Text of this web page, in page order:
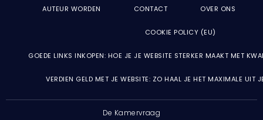
AUTEUR WORDEN CONTACT OVER ONS
COOKIE POLICY (EU)
GOEDE LINKS INKOPEN: HOE JE JE WEBSITE STERKER MAAKT MET
VERDIEN GELD MET JE WEBSITE: ZO HAAL JE HET MAXIMALE UIT
De Kamervraag